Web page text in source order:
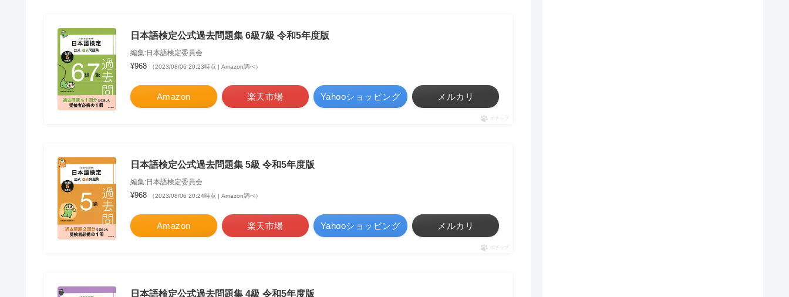
日本語検定公式過去問題集 6級7級 令和5年度版
編集:日本語検定委員会
¥968 （2023/08/06 20:23時点 | Amazon調べ）
Amazon 楽天市場 Yahooショッピング メルカリ
ポチップ
日本語検定公式過去問題集 5級 令和5年度版
編集:日本語検定委員会
¥968 （2023/08/06 20:24時点 | Amazon調べ）
Amazon 楽天市場 Yahooショッピング メルカリ
ポチップ
日本語検定公式過去問題集 4級 令和5年度版